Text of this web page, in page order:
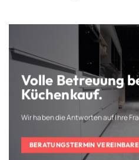
Volle Betreuung
Küchenkauf.
Wir haben die Antworten auf Ihre
BERATUNGSTERMIN